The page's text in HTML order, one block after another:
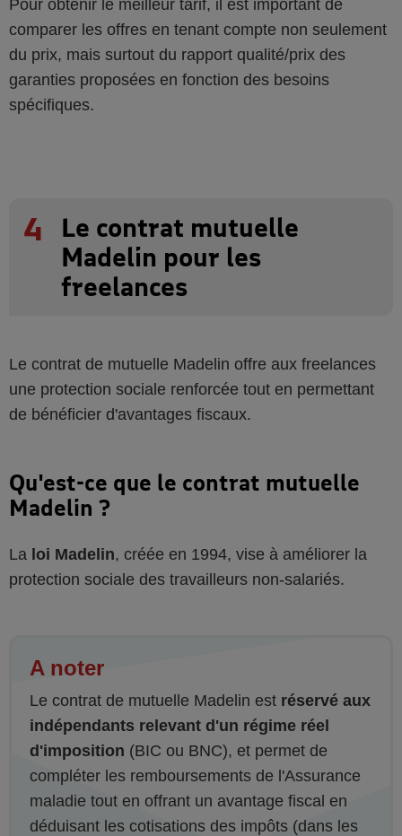
Pour obtenir le meilleur tarif, il est important de
comparer les offres en tenant compte non seulement
du prix, mais surtout du rapport qualité/prix des
garanties proposées en fonction des besoins
spécifiques.
4
Le contrat mutuelle
Madelin pour les
freelances
Le contrat de mutuelle Madelin offre aux freelances
une protection sociale renforcée tout en permettant
de bénéficier d'avantages fiscaux.
Qu'est-ce que le contrat mutuelle
Madelin ?
La loi Madelin, créée en 1994, vise à améliorer la
protection sociale des travailleurs non-salariés.
A noter
Le contrat de mutuelle Madelin est réservé aux
indépendants relevant d'un régime réel
d'imposition (BIC ou BNC), et permet de
compléter les remboursements de l'Assurance
maladie tout en offrant un avantage fiscal en
déduisant les cotisations des impôts (dans les